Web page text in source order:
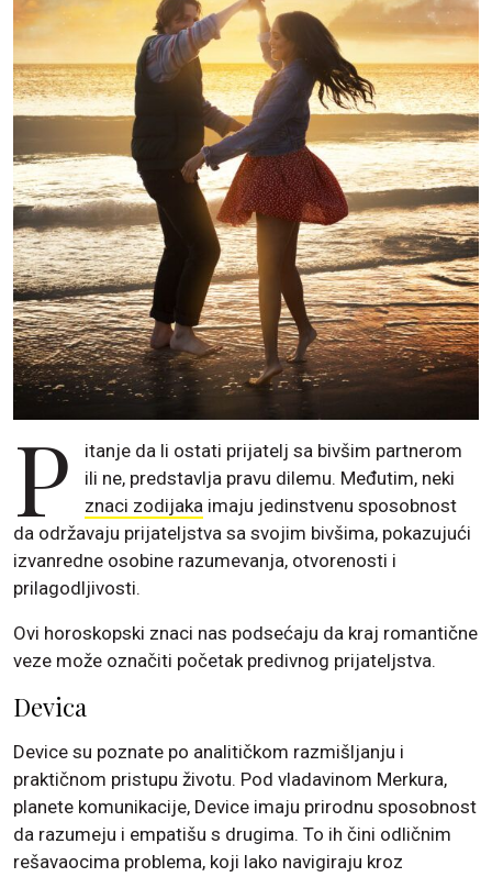
P
itanje da li ostati prijatelj sa bivšim partnerom
ili ne, predstavlja pravu dilemu. Međutim, neki
znaci zodijaka imaju jedinstvenu sposobnost
da održavaju prijateljstva sa svojim bivšima, pokazujući
izvanredne osobine razumevanja, otvorenosti i
prilagodljivosti.
Ovi horoskopski znaci nas podsećaju da kraj romantične
veze može označiti početak predivnog prijateljstva.
Devica
Device su poznate po analitičkom razmišljanju i
praktičnom pristupu životu. Pod vladavinom Merkura,
planete komunikacije, Device imaju prirodnu sposobnost
da razumeju i empatišu s drugima. To ih čini odličnim
rešavaocima problema, koji lako navigiraju kroz